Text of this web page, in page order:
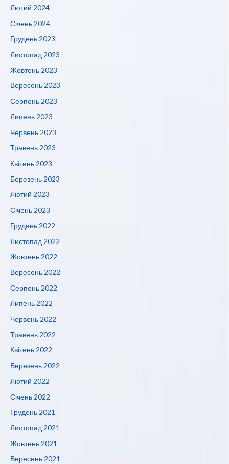
Лютий 2024
Січень 2024
Грудень 2023
Листопад 2023
Жовтень 2023
Вересень 2023
Серпень 2023
Липень 2023
Червень 2023
Травень 2023
Квітень 2023
Березень 2023
Лютий 2023
Січень 2023
Грудень 2022
Листопад 2022
Жовтень 2022
Вересень 2022
Серпень 2022
Липень 2022
Червень 2022
Травень 2022
Квітень 2022
Березень 2022
Лютий 2022
Січень 2022
Грудень 2021
Листопад 2021
Жовтень 2021
Вересень 2021